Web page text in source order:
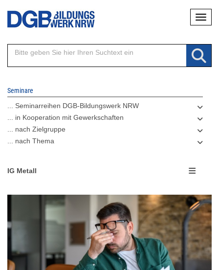
Direkt
Inhalt
Seminare
... Seminarreihen DGB-Bildungswerk NRW
... in Kooperation mit Gewerkschaften
... nach Zielgruppe
... nach Thema
IG Metall